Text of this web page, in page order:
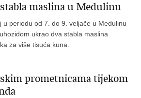
maslina u Medulinu
u periodu od 7. do 9. veljače u Medulinu
ukrao dva stabla maslina
za više tisuća kuna.
prometnicama tijekom